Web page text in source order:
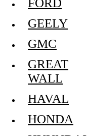
FORD
GEELY
GMC
GREAT
WALL
HAVAL
HONDA